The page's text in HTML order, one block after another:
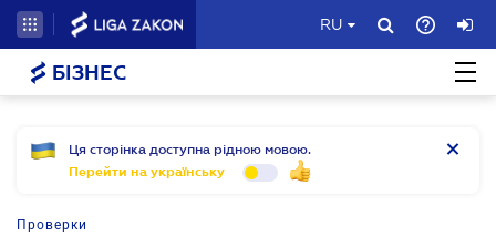
RU
БІЗНЕС
Ця сторінка доступна рідною мовою.
Перейти на українську
Проверки